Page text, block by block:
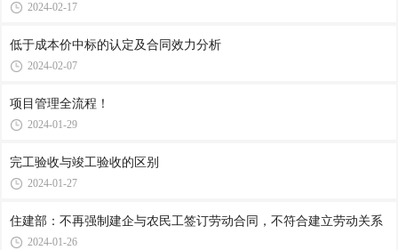
2024-02-17
低于成本价中标的认定及合同效力分析
2024-02-07
项目管理全流程！
2024-01-29
完工验收与竣工验收的区别
2024-01-27
住建部：不再强制建企与农民工签订劳动合同，不符合建立劳动关系
2024-01-26